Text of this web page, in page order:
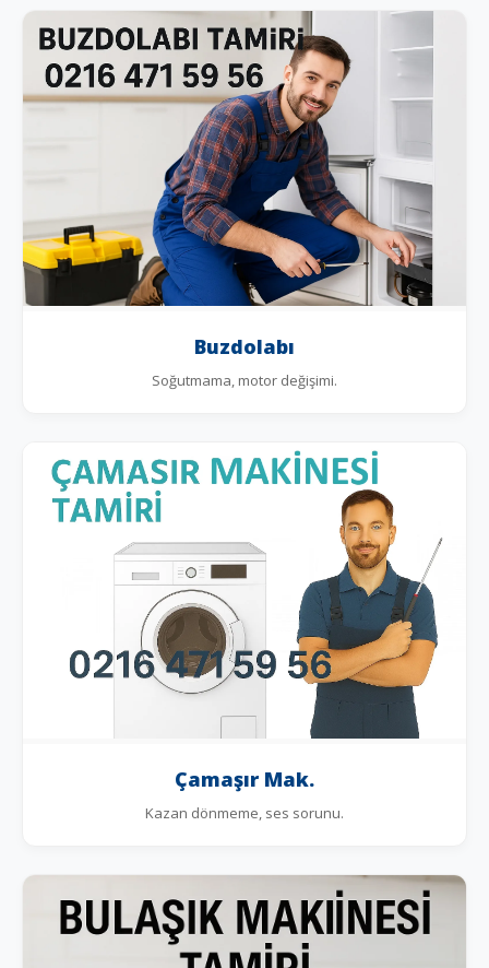
Buzdolabı
Soğutmama, motor değişimi.
Çamaşır Mak.
Kazan dönmeme, ses sorunu.